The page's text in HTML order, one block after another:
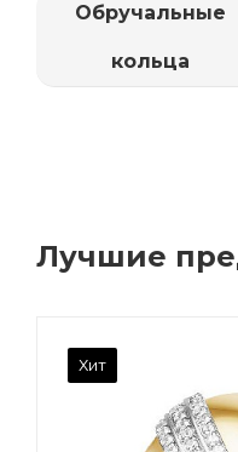
Обручальные
кольца
Лучшие
Хит
Марка (бренд)
Фианит